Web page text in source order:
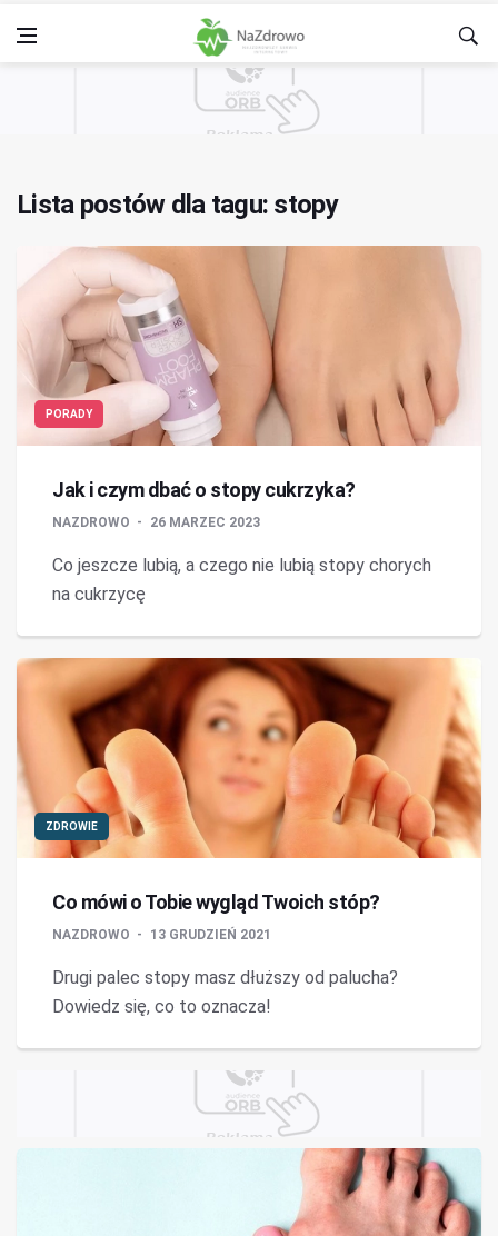
Lista postów dla tagu: stopy
PORADY
Jak i czym dbać o stopy cukrzyka?
NAZDROWO 26 MARZEC 2023
Co jeszcze lubią, a czego nie lubią stopy chorych
na cukrzycę
ZDROWIE
Co mówi o Tobie wygląd Twoich stóp?
NAZDROWO 13 GRUDZIEŃ 2021
Drugi palec stopy masz dłuższy od palucha?
Dowiedz się, co to oznacza!